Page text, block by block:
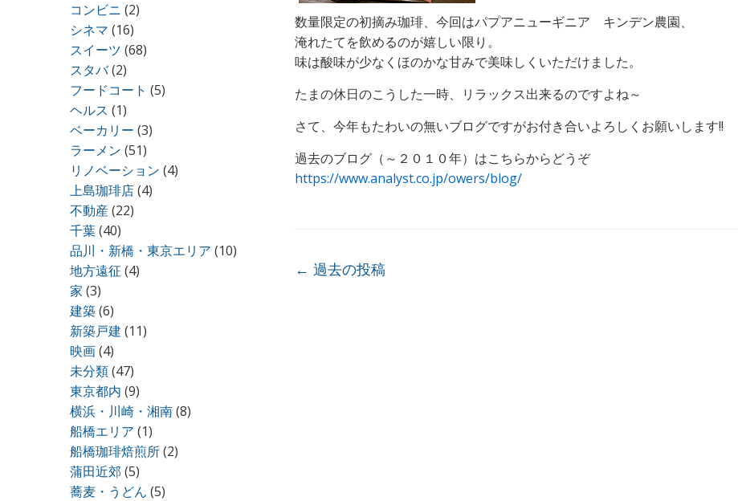
コンビニ (2)
シネマ (16)
スイーツ (68)
スタバ(2)
フードコート (5)
ヘルス (1)
ベーカリー (3)
ラーメン (51)
リノベーション (4)
上島珈琲店(4)
不動産(22)
千葉(40)
品川・新橋・東京エリア (10)
地方遠征 (4)
家 (3)
建築(6)
新築戸建 (11)
映画(4)
未分類(47)
東京都内 (9)
横浜・川崎・湘南(8)
船橋エリア (1)
船橋珈琲焙煎所(2)
蒲田近郊 (5)
蕎麦・うどん (5)
数量限定の初摘み珈琲、今回はパプアニューギニア キンデン農園、
淹れたてを飲めるのが嬉しい限り。
味は酸味が少なくほのかな甘みで美味しくいただけました。
たまの休日のこうした一時、リラックス出来るのですよね～
さて、今年もたわいの無いブログですがお付き合いよろしくお願いします!!
過去のブログ（～２０１０年）はこちらからどうぞ
https://www.analyst.co.jp/owers/blog/
投稿ナビゲーション
← 過去の投稿